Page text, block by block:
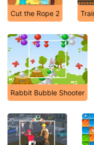
Cut the Rope 2
Rabbit Bubble Shooter